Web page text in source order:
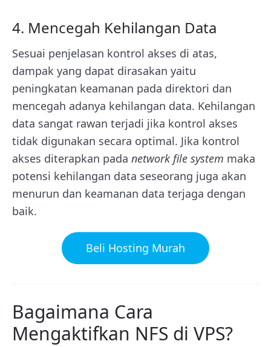
4. Mencegah Kehilangan Data
Sesuai penjelasan kontrol akses di atas,
dampak yang dapat dirasakan yaitu
peningkatan keamanan pada direktori dan
mencegah adanya kehilangan data. Kehilangan
data sangat rawan terjadi jika kontrol akses
tidak digunakan secara optimal. Jika kontrol
akses diterapkan pada network file system maka
potensi kehilangan data seseorang juga akan
menurun dan keamanan data terjaga dengan
baik.
Beli Hosting Murah
Bagaimana Cara
Mengaktifkan NFS di VPS?